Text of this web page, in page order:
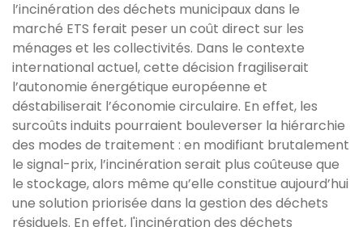
l’incinération des déchets municipaux dans le
marché ETS ferait peser un coût direct sur les
ménages et les collectivités. Dans le contexte
international actuel, cette décision fragiliserait
l’autonomie énergétique européenne et
déstabiliserait l’économie circulaire. En effet, les
surcoûts induits pourraient bouleverser la hiérarchie
des modes de traitement : en modifiant brutalement
le signal-prix, l’incinération serait plus coûteuse que
le stockage, alors même qu’elle constitue aujourd’hui
une solution priorisée dans la gestion des déchets
résiduels. En effet, l'incinération des déchets